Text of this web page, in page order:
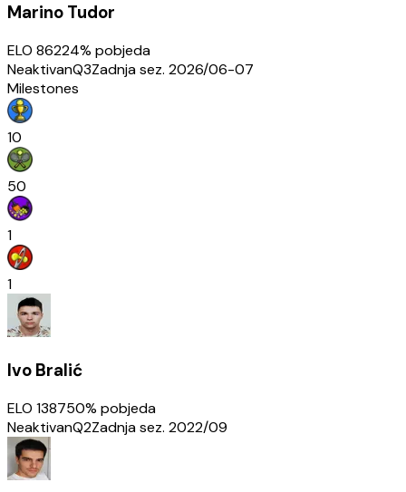
Marino Tudor
ELO 86224% pobjeda
NeaktivanQ3Zadnja sez. 2026/06-07
Milestones
10
50
1
1
Ivo Bralić
ELO 138750% pobjeda
NeaktivanQ2Zadnja sez. 2022/09